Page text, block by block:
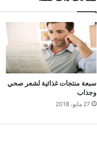
سبعة منتجات غذائية لشعر صحي
وجذاب
27 مايو، 2018